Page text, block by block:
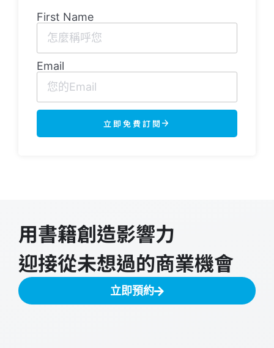
First Name
Email
立即免費訂閱
用書籍創造影響力
迎接從未想過的商業機會
立即預約